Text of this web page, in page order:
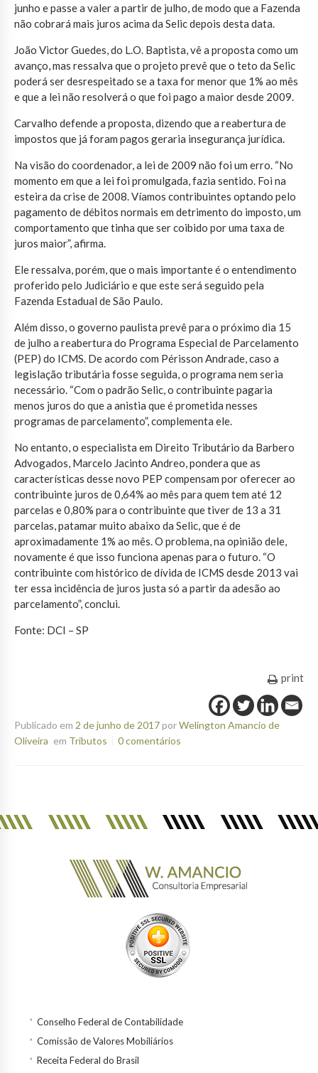
junho e passe a valer a partir de julho, de modo que a Fazenda
não cobrará mais juros acima da Selic depois desta data.
João Victor Guedes, do L.O. Baptista, vê a proposta como um
avanço, mas ressalva que o projeto prevê que o teto da Selic
poderá ser desrespeitado se a taxa for menor que 1% ao mês
e que a lei não resolverá o que foi pago a maior desde 2009.
Carvalho defende a proposta, dizendo que a reabertura de
impostos que já foram pagos geraria insegurança jurídica.
Na visão do coordenador, a lei de 2009 não foi um erro. “No
momento em que a lei foi promulgada, fazia sentido. Foi na
esteira da crise de 2008. Víamos contribuintes optando pelo
pagamento de débitos normais em detrimento do imposto, um
comportamento que tinha que ser coibido por uma taxa de
juros maior”, afirma.
Ele ressalva, porém, que o mais importante é o entendimento
proferido pelo Judiciário e que este será seguido pela
Fazenda Estadual de São Paulo.
Além disso, o governo paulista prevê para o próximo dia 15
de julho a reabertura do Programa Especial de Parcelamento
(PEP) do ICMS. De acordo com Périsson Andrade, caso a
legislação tributária fosse seguida, o programa nem seria
necessário. “Com o padrão Selic, o contribuinte pagaria
menos juros do que a anistia que é prometida nesses
programas de parcelamento”, complementa ele.
No entanto, o especialista em Direito Tributário da Barbero
Advogados, Marcelo Jacinto Andreo, pondera que as
características desse novo PEP compensam por oferecer ao
contribuinte juros de 0,64% ao mês para quem tem até 12
parcelas e 0,80% para o contribuinte que tiver de 13 a 31
parcelas, patamar muito abaixo da Selic, que é de
aproximadamente 1% ao mês. O problema, na opinião dele,
novamente é que isso funciona apenas para o futuro. “O
contribuinte com histórico de dívida de ICMS desde 2013 vai
ter essa incidência de juros justa só a partir da adesão ao
parcelamento”, conclui.
Fonte: DCI – SP
print
Publicado em 2 de junho de 2017porWelington Amancio de
Oliveira em Tributos 0 comentários
Conselho Federal de Contabilidade
Comissão de Valores Mobiliários
Receita Federal do Brasil